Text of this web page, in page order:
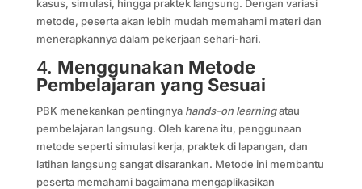
kasus, simulasi, hingga praktek langsung. Dengan variasi
metode, peserta akan lebih mudah memahami materi dan
menerapkannya dalam pekerjaan sehari-hari.
4. Menggunakan Metode
Pembelajaran yang Sesuai
PBK menekankan pentingnya hands-on learningatau
pembelajaran langsung. Oleh karena itu, penggunaan
metode seperti simulasi kerja, praktek di lapangan, dan
latihan langsung sangat disarankan. Metode ini membantu
peserta memahami bagaimana mengaplikasikan